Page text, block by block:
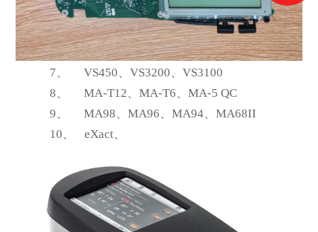
7、 VS450、VS3200、VS3100
8、
MA-T12、MA-T6、MA-5 QC
9、
MA98、MA96、MA94、MA68II
10、
eXact、